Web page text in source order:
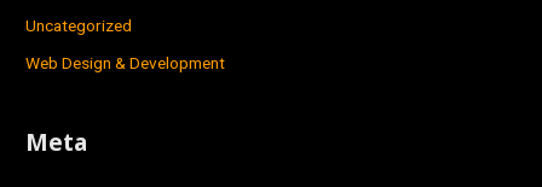
Uncategorized
Web Design & Development
Meta